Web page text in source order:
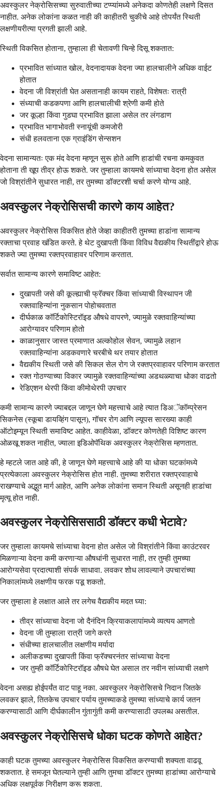
अवस्कुलर नेक्रोसिसच्या सुरुवातीच्या टप्प्यांमध्ये अनेकदा कोणतेही लक्षणे दिसत
नाहीत. अनेक लोकांना कळत नाही की काहीतरी चुकीचे आहे तोपर्यंत स्थिती
लक्षणीयरीत्या प्रगती झाली आहे.
स्थिती विकसित होताना, तुम्हाला ही चेतावणी चिन्हे दिसू शकतात:
प्रभावित सांध्यात खोल, वेदनादायक वेदना ज्या हालचालीने अधिक वाईट
होतात
वेदना जी विश्रांती घेत असतानाही कायम राहते, विशेषतः रात्री
संध्याची कडकपणा आणि हालचालीची श्रेणी कमी होते
जर कूल्हा किंवा गुडघा प्रभावित झाला असेल तर लंगडाण
प्रभावित भागाभोवती स्नायूंची कमजोरी
संधी हलवताना एक ग्राइंडिंग सेन्सशन
वेदना सामान्यतः एक मंद वेदना म्हणून सुरू होते आणि हाडांची रचना कमकुवत
होताना ती खूप तीव्र होऊ शकते. जर तुम्हाला कायमचे सांध्याचा वेदना होत असेल
जो विश्रांतीने सुधारत नाही, तर तुमच्या डॉक्टरशी चर्चा करणे योग्य आहे.
अवस्कुलर नेक्रोसिसची कारणे काय आहेत?
अवस्कुलर नेक्रोसिस विकसित होते जेव्हा काहीतरी तुमच्या हाडांना सामान्य
रक्ताचा प्रवाह खंडित करते. हे थेट दुखापती किंवा विविध वैद्यकीय स्थितींद्वारे होऊ
शकते ज्या तुमच्या रक्तप्रवाहावर परिणाम करतात.
सर्वात सामान्य कारणे समाविष्ट आहेत:
दुखापती जसे की कूल्ह्याची फ्रॅक्चर किंवा सांध्याची विस्थापन जी
रक्तवाहिन्यांना नुकसान पोहोचवतात
दीर्घकाळ कॉर्टिकोस्टिरॉइड औषधे वापरणे, ज्यामुळे रक्तवाहिन्यांच्या
आरोग्यावर परिणाम होतो
काळानुसार जास्त प्रमाणात अल्कोहोल सेवन, ज्यामुळे लहान
रक्तवाहिन्यांना अडकवणारे चरबीचे थर तयार होतात
वैद्यकीय स्थिती जसे की सिकल सेल रोग जे रक्तप्रवाहावर परिणाम करतात
रक्त गोठण्याच्या विकार ज्यामुळे रक्तवाहिन्यांच्या अडथळ्याचा धोका वाढतो
रेडिएशन थेरपी किंवा कीमोथेरपी उपचार
कमी सामान्य कारणे ज्याबद्दल जाणून घेणे महत्त्वाचे आहे त्यात डिअॅकॉम्प्रेसन
सिकनेस (स्कूबा डायव्हिंग पासून), गॉचर रोग आणि ल्यूपस सारख्या काही
ऑटोइम्यून स्थिती समाविष्ट आहेत. काहीवेळा, डॉक्टर कोणतेही विशिष्ट कारण
ओळखू शकत नाहीत, ज्याला इडिओपॅथिक अवस्कुलर नेक्रोसिस म्हणतात.
हे म्हटले जात आहे की, हे जाणून घेणे महत्त्वाचे आहे की या धोका घटकांमध्ये
प्रत्येकाला अवस्कुलर नेक्रोसिस होत नाही. तुमच्या शरीरात रक्तप्रवाहाचे
राखण्याचे अद्भुत मार्ग आहेत, आणि अनेक लोकांना समान स्थिती असूनही हाडांचा
मृत्यू होत नाही.
अवस्कुलर नेक्रोसिससाठी डॉक्टर कधी भेटावे?
जर तुम्हाला कायमचे सांध्याचा वेदना होत असेल जो विश्रांतीने किंवा काउंटरवर
मिळणाऱ्या वेदना कमी करणाऱ्या औषधांनी सुधारत नाही, तर तुम्ही तुमच्या
आरोग्यसेवा प्रदात्याशी संपर्क साधावा. लवकर शोध लावल्याने उपचारांच्या
निकालांमध्ये लक्षणीय फरक पडू शकतो.
जर तुम्हाला हे लक्षात आले तर लगेच वैद्यकीय मदत घ्या:
तीव्र सांध्याचा वेदना जो दैनंदिन क्रियाकलापांमध्ये व्यत्यय आणतो
वेदना जी तुम्हाला रात्री जागे करते
संधीच्या हालचालीत लक्षणीय मर्यादा
अलीकडच्या दुखापती किंवा फ्रॅक्चरनंतर सांध्याचा वेदना
जर तुम्ही कॉर्टिकोस्टिरॉइड औषधे घेत असाल तर नवीन सांध्याची लक्षणे
वेदना असह्य होईपर्यंत वाट पाहू नका. अवस्कुलर नेक्रोसिसचे निदान जितके
लवकर झाले, तितकेच उपचार पर्याय तुमच्याकडे तुमच्या सांध्याचे कार्य जतन
करण्यासाठी आणि दीर्घकालीन गुंतागुंती कमी करण्यासाठी उपलब्ध असतील.
अवस्कुलर नेक्रोसिसचे धोका घटक कोणते आहेत?
काही घटक तुमच्या अवस्कुलर नेक्रोसिस विकसित करण्याची शक्यता वाढवू
शकतात. हे समजून घेतल्याने तुम्ही आणि तुमचा डॉक्टर तुमच्या हाडांच्या आरोग्याचे
अधिक लक्षपूर्वक निरीक्षण करू शकता.